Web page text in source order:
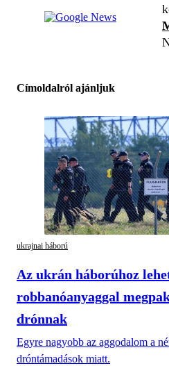
Címoldalról ajánljuk
ukrajnai háború
Az ukrán háborúhoz
robbanóanyaggal
drónnak
Egyre nagyobb az aggodalom a
dróntámadások miatt.